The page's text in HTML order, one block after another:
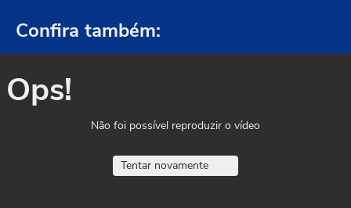
Confira também:
Ops!
Não foi possível reproduzir o vídeo
Tentar novamente